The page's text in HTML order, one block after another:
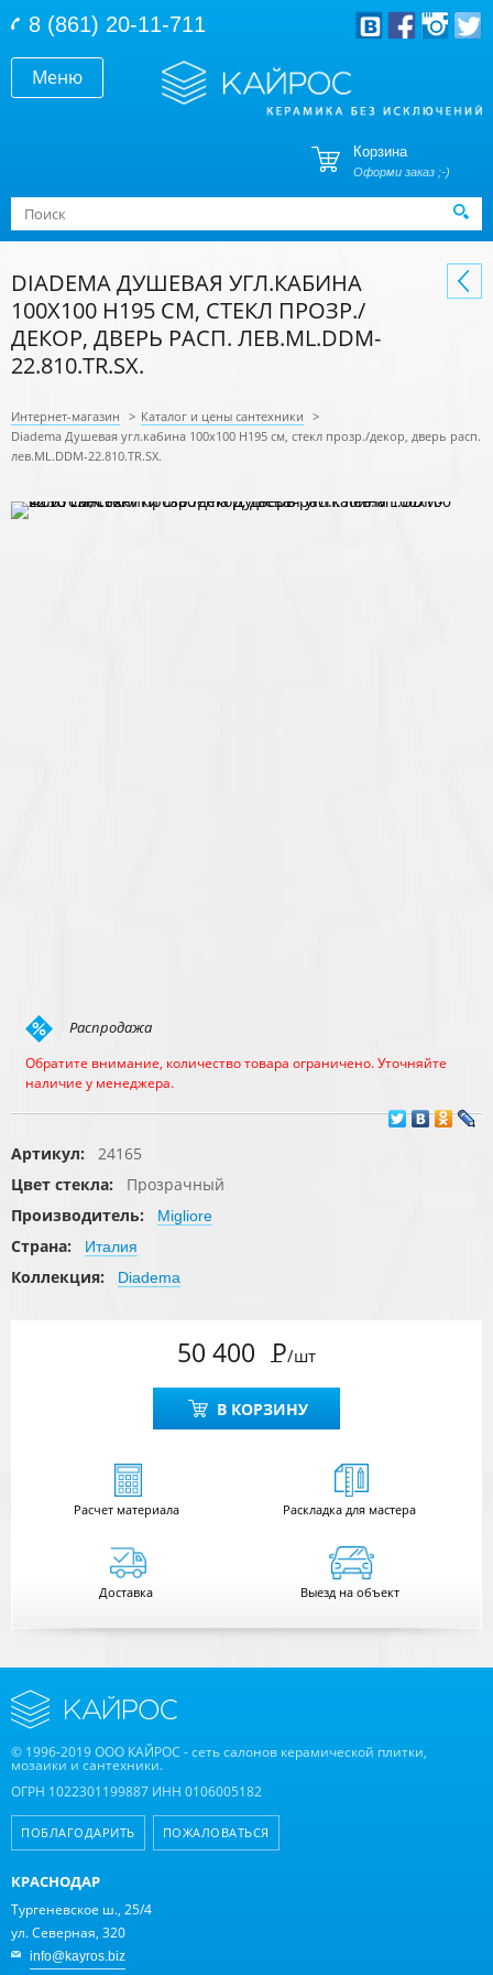
Меню
8 (861) 20-11-711
Корзина
Оформи заказ ;-)
Форма поиска
Поиск
DIADEMA ДУШЕВАЯ УГЛ.КАБИНА
100Х100 H195 СМ, СТЕКЛ ПРОЗР./
ДЕКОР, ДВЕРЬ РАСП. ЛЕВ.ML.DDM-
22.810.TR.SX.
Интернет-магазин > Каталог и цены сантехники >
Diadema Душевая угл.кабина 100х100 H195 см, стекл прозр./декор, дверь расп.
лев.ML.DDM-22.810.TR.SX.
Распродажа
Обратите внимание, количество товара ограничено. Уточняйте
наличие у менеджера.
Артикул:
24165
Цвет стекла:
Прозрачный
Производитель:
Migliore
Страна: Италия
Коллекция: Diadema
50 400 Р/шт
В КОРЗИНУ
Расчетматериала Раскладка для мастера
Доставка Выезд на объект
© 1996-2019 ООО КАЙРОС - сеть салонов керамической плитки,
мозаики и сантехники.
ОГРН 1022301199887 ИНН 0106005182
ПОБЛАГОДАРИТЬ ПОЖАЛОВАТЬСЯ
КРАСНОДАР
Тургеневское ш., 25/4
ул. Северная, 320
info@kayros.biz